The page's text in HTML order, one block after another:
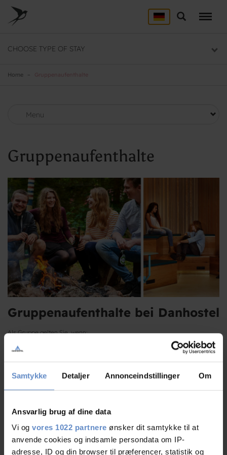
Samtykke Detaljer Annonceindstillinger Om
Ansvarlig brug af dine data
Vi og vores 1022 partnere ønsker dit samtykke til at
anvende cookies og indsamle persondata om IP-
adresse, ID og din browser til præferencer, statistik og
main
Suche
CHOOSE TYPE OF STAY
Hier finden Sie alle Danhostels
Home
Menu
Gruppenaufenthalte
Gruppenaufenthalte bei Danhostel
Als Gruppe gelten Sie, wenn:
die Gruppe mindestens 10 Personen umfasst
es sich nicht um eine Familie handelt
der Aufenthalt gemeinsam gebucht und abgerechnet wird
Reservierung & Vertrag
wird immer schriftlich mit der Herberge vereinbart. Die Stornobedingungen
sowie eventuelle Entschädigungsansprüche ergeben sich aus dem Vertrag.